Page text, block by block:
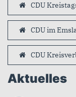
CDU
CDU im
CDU
Aktuelles